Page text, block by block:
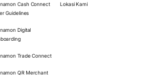
Cash Connect
Guidelines
Digital
Trade Connect
QR Merchant
Lokasi Kami